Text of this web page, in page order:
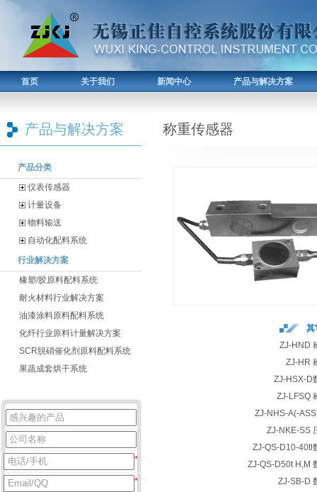
首页 关于我们 新闻中心 产品与解决方案
产品与解决方案
产品分类
仪表传感器
计量设备
物料输送
自动化配料系统
行业解决方案
橡塑/胶原料配料系统
耐火材料行业解决方案
油漆涂料原料配料系统
化纤行业原料计量解决方案
SCR脱硝催化剂原料配料系统
果蔬成套烘干系统
*
*
称重传感器
其
ZJ-HND
ZJ-HR
ZJ-HSX-D
ZJ-LFSQ
ZJ-NHS-A(-
ZJ-NKE-SS
ZJ-QS-D10-40tl
ZJ-QS-D50t H,M
ZJ-SB-D